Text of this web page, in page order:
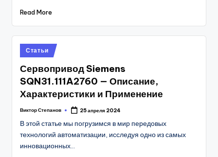
Read More
Posted
in
Статьи
Сервопривод Siemens
SQN31.111A2760 — Описание,
Характеристики и Применение
Posted
Виктор Степанов 25 апреля 2024
В этой статье мы погрузимся в мир передовых
технологий автоматизации, исследуя одно из самых
инновационных…